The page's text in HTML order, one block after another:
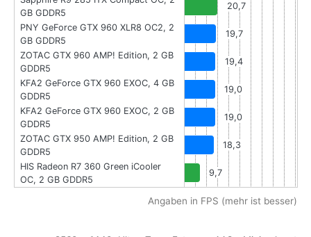
GB GDDR5
20,7
PNY GeForce GTX 960 XLR8 OC2, 2
GB GDDR5
19,7
ZOTAC GTX 960 AMP! Edition, 2 GB
GDDR5
19,4
KFA2 GeForce GTX 960 EXOC, 4 GB
GDDR5
19,0
KFA2 GeForce GTX 960 EXOC, 2 GB
GDDR5
19,0
ZOTAC GTX 950 AMP! Edition, 2 GB
GDDR5
18,3
HIS Radeon R7 360 Green iCooler
OC, 2 GB GDDR5
9,7
Angaben in FPS (mehr ist besser)